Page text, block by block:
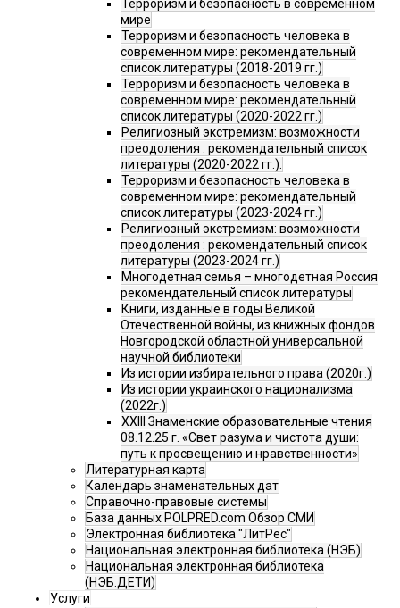
Терроризм и безопасность в современном
мире
Терроризм и безопасность человека в
современном мире: рекомендательный
список литературы (2018-2019 гг.)
Терроризм и безопасность человека в
современном мире: рекомендательный
список литературы (2020-2022 гг.)
Религиозный экстремизм: возможности
преодоления : рекомендательный список
литературы (2020-2022 гг.).
Терроризм и безопасность человека в
современном мире: рекомендательный
список литературы (2023-2024 гг.)
Религиозный экстремизм: возможности
преодоления : рекомендательный список
литературы (2023-2024 гг.)
Многодетная семья – многодетная Россия
рекомендательный список литературы
Книги, изданные в годы Великой
Отечественной войны, из книжных фондов
Новгородской областной универсальной
научной библиотеки
Из истории избирательного права (2020г.)
Из истории украинского национализма
(2022г.)
XXIII Знаменские образовательные чтения
08.12.25 г. «Свет разума и чистота души:
путь к просвещению и нравственности»
Литературная карта
Календарь знаменательных дат
Справочно-правовые системы
База данных POLPRED.com Обзор СМИ
Электронная библиотека "ЛитРес"
Национальная электронная библиотека (НЭБ)
Национальная электронная библиотека
(НЭБ.ДЕТИ)
Услуги